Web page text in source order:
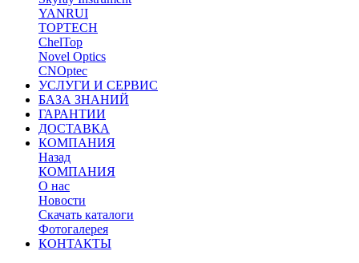
YANRUI
TOPTECH
ChelTop
Novel Optics
CNOptec
УСЛУГИ И СЕРВИС
БАЗА ЗНАНИЙ
ГАРАНТИИ
ДОСТАВКА
КОМПАНИЯ
Назад
КОМПАНИЯ
О нас
Новости
Скачать каталоги
Фотогалерея
КОНТАКТЫ